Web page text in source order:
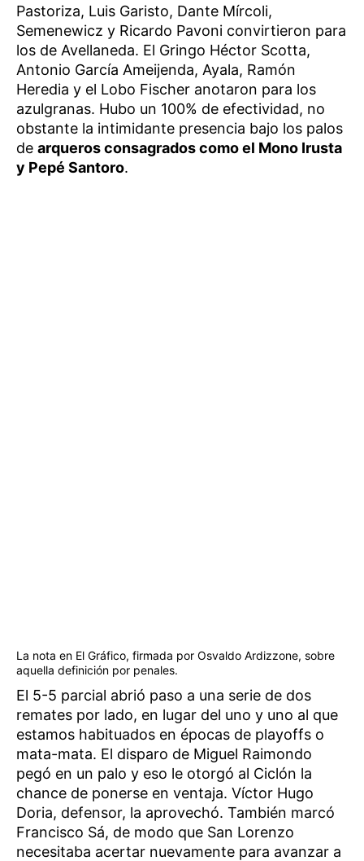
Pastoriza, Luis Garisto, Dante Mírcoli,
Semenewicz y Ricardo Pavoni convirtieron para
los de Avellaneda. El Gringo Héctor Scotta,
Antonio García Ameijenda, Ayala, Ramón
Heredia y el Lobo Fischer anotaron para los
azulgranas. Hubo un 100% de efectividad, no
obstante la intimidante presencia bajo los palos
de arqueros consagrados como el Mono Irusta
y Pepé Santoro.
La nota en El Gráfico, firmada por Osvaldo Ardizzone, sobre
aquella definición por penales.
El 5-5 parcial abrió paso a una serie de dos
remates por lado, en lugar del uno y uno al que
estamos habituados en épocas de playoffs o
mata-mata. El disparo de Miguel Raimondo
pegó en un palo y eso le otorgó al Ciclón la
chance de ponerse en ventaja. Víctor Hugo
Doria, defensor, la aprovechó. También marcó
Francisco Sá, de modo que San Lorenzo
necesitaba acertar nuevamente para avanzar a